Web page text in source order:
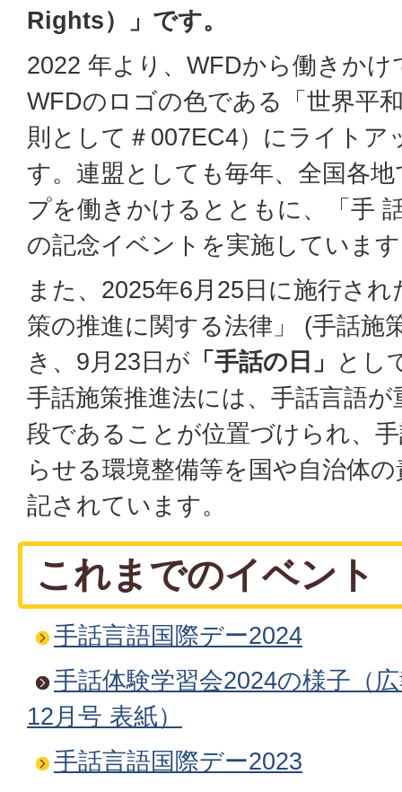
Rights）」です。
2022 年より、WFDから働きかけ
WFDのロゴの色である「世界平
則として＃007EC4）にライトア
す。連盟としても毎年、全国各
プを働きかけるとともに、「手
の記念イベントを実施していま
また、2025年6月25日に施行さ
策の推進に関する法律」 (手話施
き、9月23日が 「手話の日」
とし
手話施策推進法には、手話言語
段であることが位置づけられ、
らせる環境整備等を国や自治体
記されています。
これまでのイベント
手話言語国際デー2024
手話体験学習会2024の様子（
12月号 表紙）
手話言語国際デー2023